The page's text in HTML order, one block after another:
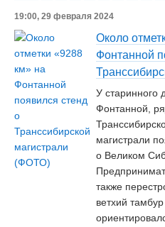
19:00, 29 февраля 2024
Около
Фонтанной
У старинного
Фонтанной,
магистрали
о Великом
также
ветхий